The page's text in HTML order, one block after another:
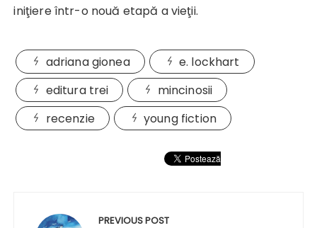
iniţiere într-o nouă etapă a vieţii.
adriana gionea
e. lockhart
editura trei
mincinosii
recenzie
young fiction
PREVIOUS POST